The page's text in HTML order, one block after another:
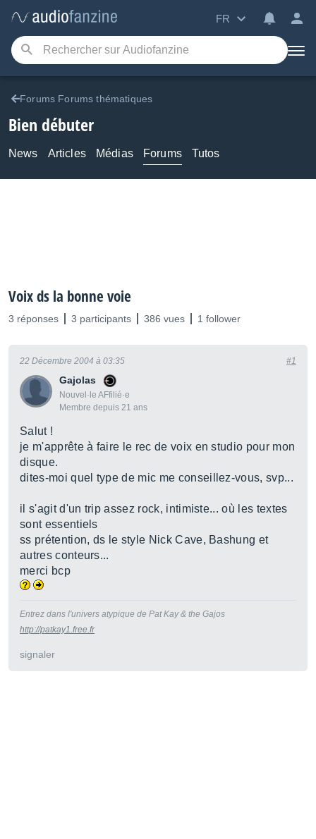
FR
Forums Forums thématiques
Bien débuter
News Articles Médias Forums Tutos
Voix ds la bonne voie
3 réponses 3 participants 386 vues 1 follower
Gajolas
Nouvel·le AFfilié·e
Membre depuis 21 ans
22 Décembre 2004 à 03:35 #1
Salut !
je m'apprête à faire le rec de voix en studio pour mon
disque.
dites-moi quel type de mic me conseillez-vous, svp...
il s'agit d'un trip assez rock, intimiste... où les textes
sont essentiels
ss prétention, ds le style Nick Cave, Bashung et
autres conteurs...
merci bcp
Entrez dans l'univers atypique de Pat Kay & the Gajos
http://patkay1.free.fr
signaler